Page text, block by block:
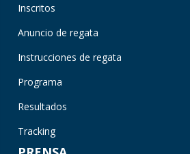
Inscritos
Anuncio de regata
Instrucciones de regata
Programa
Resultados
Tracking